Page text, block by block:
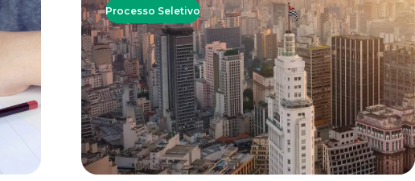
Processo Seletivo